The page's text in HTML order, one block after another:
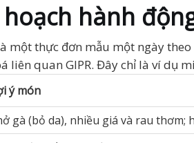
hoạch hành
một thực đơn mẫu một ngày
liên quan GIPR. Đây chỉ là ví dụ
ý món
gà (bỏ da), nhiều giá và rau thơm;